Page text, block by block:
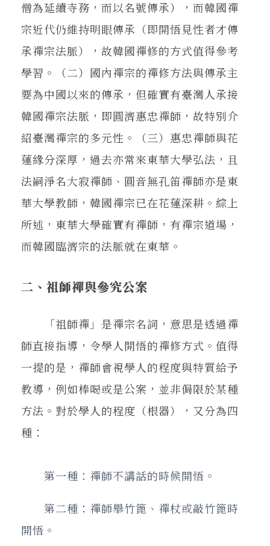
僧為延續寺務，而以名號傳承），而韓國禪
宗近代仍維持明眼傳承（即開悟見性者才傳
承禪宗法脈），故韓國禪修的方式值得參考
學習。（二）國內禪宗的禪修方法與傳承主
要為中國以來的傳承，但確實有臺灣人承接
韓國禪宗法脈，即圓濟惠忠禪師，故特別介
紹臺灣禪宗的多元性。（三）惠忠禪師與花
蓮緣分深厚，過去亦常來東華大學弘法，且
法嗣淨名大寂禪師、圓音無孔笛禪師亦是東
華大學教師，韓國禪宗已在花蓮深耕。綜上
所述，東華大學確實有禪師，有禪宗道場，
而韓國臨濟宗的法脈就在東華。
二、祖師禪與參究公案
「祖師禪」是禪宗名詞，意思是透過禪
師直接指導，令學人開悟的禪修方式。值得
一提的是，禪師會視學人的程度與特質給予
教導，例如棒喝或是公案，並非侷限於某種
方法。對於學人的程度（根器），又分為四
種：
第一種：禪師不講話的時候開悟。
第二種：禪師舉竹篦、禪杖或敲竹篦時
開悟。